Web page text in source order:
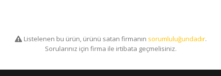
Listelenen bu ürün, ürünü satan firmanın sorumluluğundadır.
Sorularınız için firma ile irtibata geçmelisiniz.